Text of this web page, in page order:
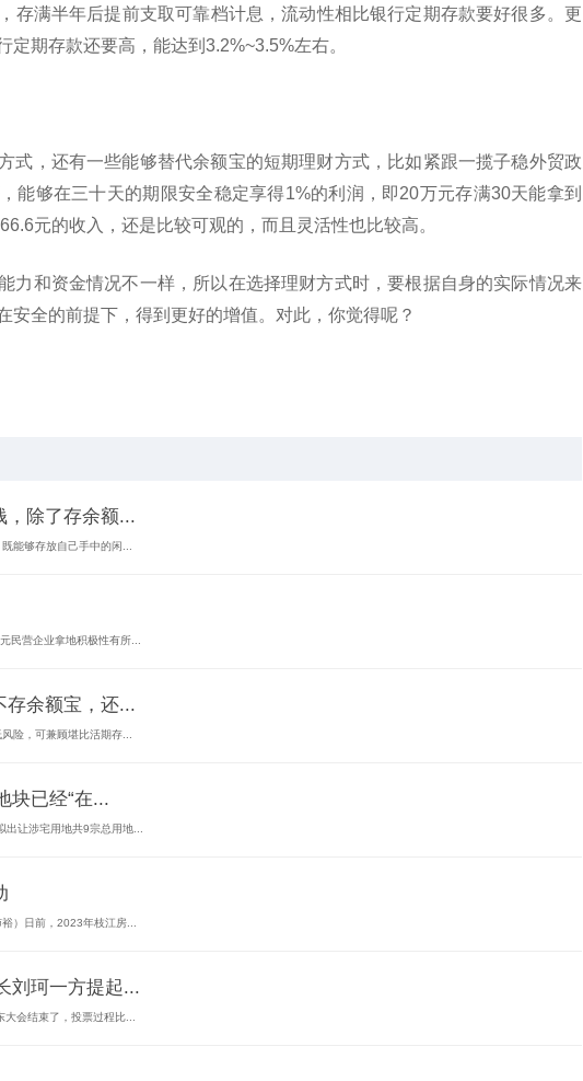
存满半年后提前支取可靠档计息，流动性相比银行定期存款要好很多。更
期存款还要高，能达到3.2%~3.5%左右。
式，还有一些能够替代余额宝的短期理财方式，比如紧跟一揽子稳外贸政
能够在三十天的期限安全稳定享得1%的利润，即20万元存满30天能拿到
元的收入，还是比较可观的，而且灵活性也比较高。
力和资金情况不一样，所以在选择理财方式时，要根据自身的实际情况来
安全的前提下，得到更好的增值。对此，你觉得呢？
，除了存余额...
能够存放自己手中的闲...
民营企业拿地积极性有所...
存余额宝，还...
险，可兼顾堪比活期存...
块已经“在...
让涉宅用地共9宗总用地...
）日前，2023年枝江房...
刘珂一方提起...
会结束了，投票过程比...